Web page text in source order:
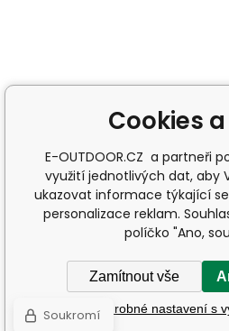
Cookies a
E-OUTDOOR.CZ a partneři
využití jednotlivých dat, aby
ukazovat informace týkající
personalizace reklam.
políčko "Ano,
Zamítnout vše
Podrobné nastavení s
Soukromí